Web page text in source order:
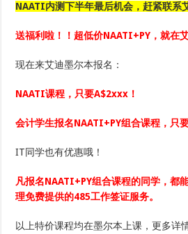
NAATI内测下半年最后机会，赶紧联系
送福利啦！！超低价NAATI+PY，就在
现在来艾迪墨尔本报名：
NAATI课程，只要A$2xxx！
会计学生报名NAATI+PY组合课程，只
IT同学也有优惠哦！
凡报名NAATI+PY组合课程的同学，都
理免费提供的485工作签证服务。
以上特价课程均在墨尔本上课，更多详